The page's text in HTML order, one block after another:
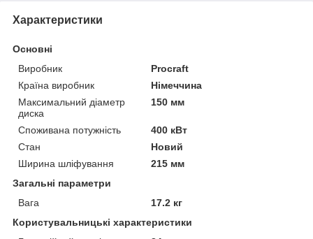
Характеристики
Основні
Виробник
Procraft
Країна виробник
Німеччина
Максимальний діаметр
диска
150 мм
Споживана потужність
400 кВт
Стан
Новий
Ширина шліфування
215 мм
Загальні параметри
Вага
17.2 кг
Користувальницькі характеристики